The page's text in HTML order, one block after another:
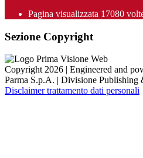
Pagina visualizzata 17080
Sezione Copyright
Copyright 2026 | Engineered and
Parma S.p.A. | Divisione Publishing
Disclaimer trattamento dati personali